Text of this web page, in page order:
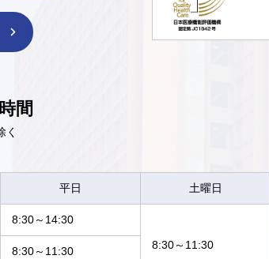
間
く
平日 土曜日
8:30～14:30
8:30～11:30
8:30～11:30